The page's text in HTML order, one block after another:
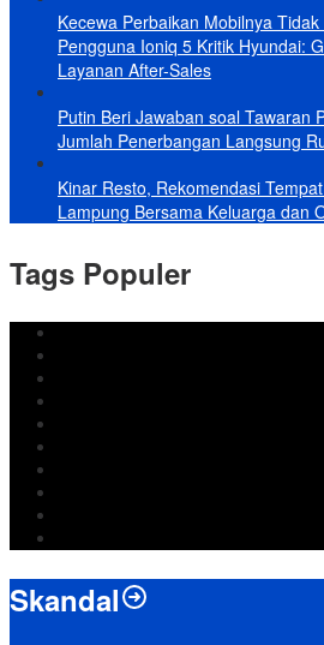
Kecewa Perbaikan Mobilnya
Pengguna Ioniq 5 Kritik Hyundai:
Layanan After-Sales
Putin Beri Jawaban soal Tawaran
Jumlah Penerbangan Langsung
Kinar Resto, Rekomendasi
Lampung Bersama Keluarga dan
Tags Populer
Skandal